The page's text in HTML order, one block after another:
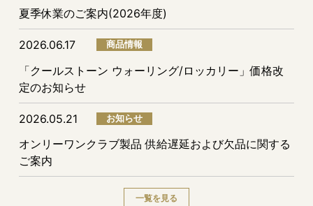
夏季休業のご案内(2026年度)
2026.06.17 商品情報
「クールストーン ウォーリング/ロッカリー」価格改
定のお知らせ
2026.05.21 お知らせ
オンリーワンクラブ製品 供給遅延および欠品に関する
ご案内
一覧を見る